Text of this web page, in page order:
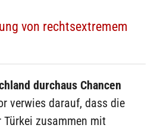
von rechtsextremem
durchaus Chancen
verwies darauf, dass die
Türkei zusammen mit